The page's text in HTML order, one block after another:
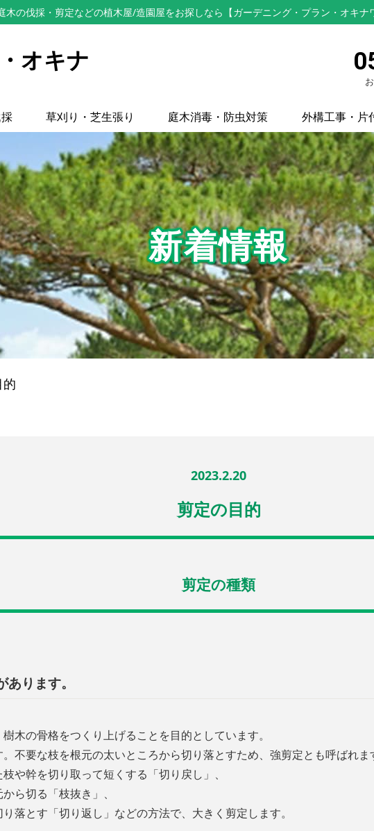
の伐採・剪定などの植木屋/造園屋をお探しなら【ガーデニング・プラン・オキナ
オキナ
草刈り・芝生張り 庭木消毒・防虫対策 外構工事・片
新着情報
的
2023.2.20
剪定の目的
剪定の種類
ります。
木の骨格をつくり上げることを目的としています。
不要な枝を根元の太いところから切り落とすため、強剪定とも呼ばれま
や幹を切り取って短くする「切り戻し」、
ら切る「枝抜き」、
落とす「切り返し」などの方法で、大きく剪定します。